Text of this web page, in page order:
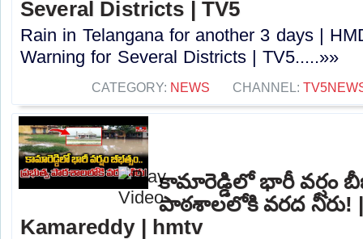
Several Districts | TV5
Rain in Telangana for another 3 days |
Warning for Several Districts | TV5.....»»
CATEGORY: NEWS CHANNEL:
కామారెడ్డిలో భారీ వర్షం
పాఠశాలలోకి వరద నీరు! |
Kamareddy | hmtv